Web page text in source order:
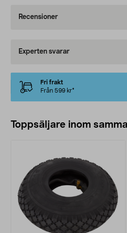
Recensioner
Experten svarar
Fri frakt
Från 599 kr*
Toppsäljare inom